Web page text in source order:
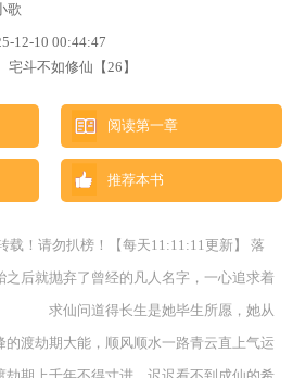
歌
12-10 00:44:47
宅斗不如修仙【26】
阅读第一章
推荐本书
载！请勿扒榜！【每天11:11:11更新】 落
之后就抛弃了曾经的凡人名字，一心追求着
仙问道得长生是她毕生所愿，她从
渡劫期大能，顺风顺水一路青云直上气运